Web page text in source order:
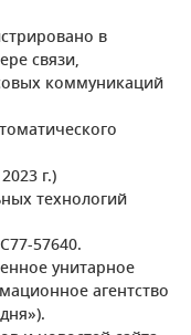
в
связи,
коммуникаций
г.)
технологий
57640.
унитарное
агентство